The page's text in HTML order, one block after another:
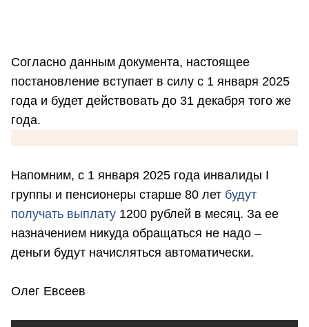
Согласно данным документа, настоящее
постановление вступает в силу с 1 января 2025
года и будет действовать до 31 декабря того же
года.
Напомним, с 1 января 2025 года инвалиды I
группы и пенсионеры старше 80 лет будут
получать выплату 1200 рублей в месяц. За ее
назначением никуда обращаться не надо –
деньги будут начисляться автоматически.
Олег Евсеев